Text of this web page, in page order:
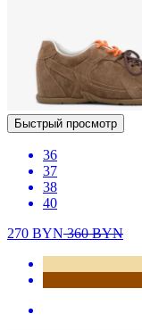
Быстрый просмотр
36
37
38
40
270 BYN360BYN